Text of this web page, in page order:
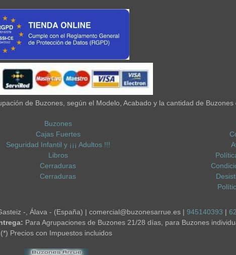
de Buzones, según el Modelo, Acabado y la cantidad de Buzones
Buzones
Cajas Fuertes
Seguridad Infantil y ¡¡¡ Adultos !!!
Libros
Cerraduras
Cerraduras
-, Álava - (España) | comercial@buzonesarrue.es |945140393 |
Para Agrupaciones de Buzones 21/28 días, para Buzones
(*) Precios con Impuestos incluidos